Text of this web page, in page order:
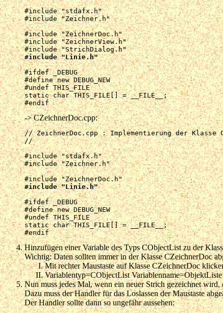
#include "stdafx.h"
#include "Zeichner.h"
#include "ZeichnerDoc.h"
#include "ZeichnerView.h"
#include "Linie.h"
#ifdef _DEBUG
#define new DEBUG_NEW
#undef THIS_FILE
static char THIS_FILE[] = __FILE__;
-> CZeichnerDoc.cpp:
// ZeichnerDoc.cpp : Implementierung der Klasse
//
#include "stdafx.h"
#include "Zeichner.h"
#include "Linie.h"
#ifdef _DEBUG
#define new DEBUG_NEW
#undef THIS_FILE
static char THIS_FILE[] = __FILE__;
Hinzufügen einer Variable des Typs CObjectList zu der
Wichtig: Daten sollten immer in der Klasse CZeichnerDoc
Mit rechter Maustaste auf Klasse CZeichnerDoc
Variablentyp=CObjectList Variablenname=ObjektListe
Nun muss jedes Mal, wenn ein neuer Strich gezeichnet
Dazu muss der Handler für das Loslassen der Maustaste
Der Handler sollte dann so ungefähr aussehen: